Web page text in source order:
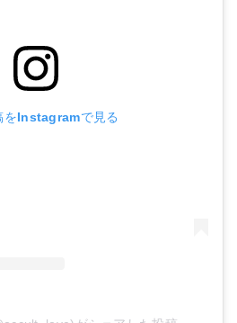
をInstagramで見る